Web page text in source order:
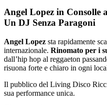
Angel Lopez in Consolle
Un DJ Senza Paragoni
Angel Lopez sta rapidamente
internazionale. Rinomato per i
dall’hip hop al reggaeton
risuona forte e chiaro in ogni
Il pubblico del Living Disco
sua performance unica.